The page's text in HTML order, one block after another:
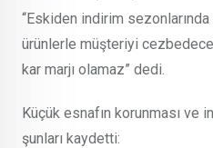
“Eskiden indirim
ürünlerle müşteriyi
kar marjı olamaz” dedi.
Küçük esnafın korunması ve
şunları kaydetti: